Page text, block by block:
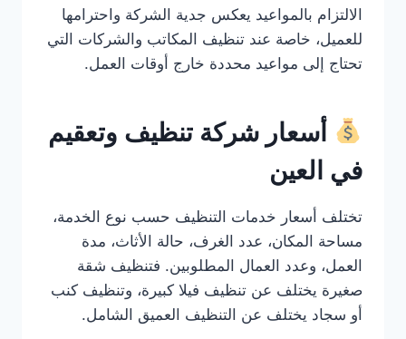
الالتزام بالمواعيد يعكس جدية الشركة واحترامها
للعميل، خاصة عند تنظيف المكاتب والشركات التي
تحتاج إلى مواعيد محددة خارج أوقات العمل.
أسعار شركة تنظيف وتعقيم
في العين
تختلف أسعار خدمات التنظيف حسب نوع الخدمة،
مساحة المكان، عدد الغرف، حالة الأثاث، مدة
العمل، وعدد العمال المطلوبين. فتنظيف شقة
صغيرة يختلف عن تنظيف فيلا كبيرة، وتنظيف كنب
أو سجاد يختلف عن التنظيف العميق الشامل.